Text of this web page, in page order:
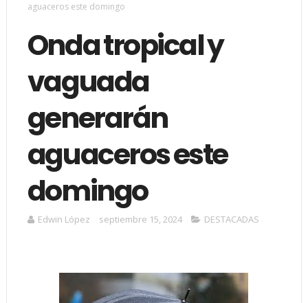
aguaceros este domingo
Onda tropical y
vaguada
generarán
aguaceros este
domingo
Edwin López septiembre 15, 2024 DESTACADAS